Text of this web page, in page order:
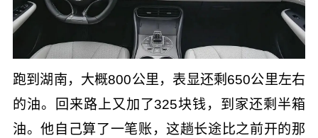
跑到湖南，大概800公里，表显还剩650公里左右
的油。回来路上又加了325块钱，到家还剩半箱
油。他自己算了一笔账，这趟长途比之前开的那